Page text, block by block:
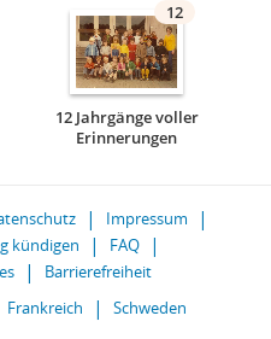
12
12 Jahrgänge voller
Erinnerungen
Impressum
kündigen
FAQ
Barrierefreiheit
Frankreich Schweden